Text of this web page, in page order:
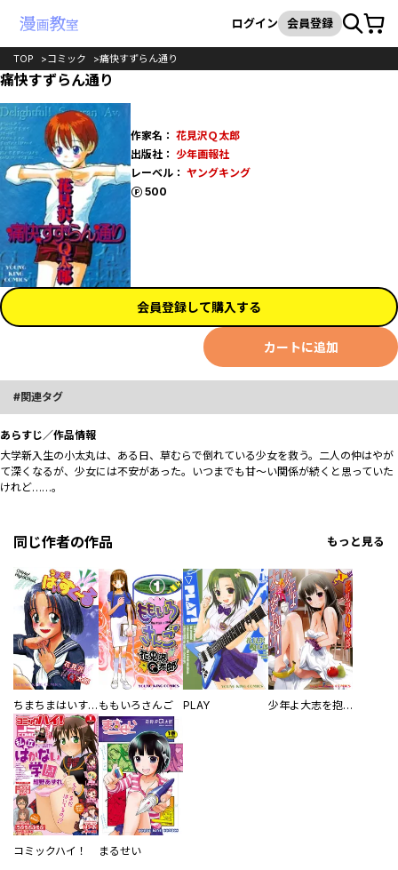
検索
ログイン 会員登録カート
TOP コミック 痛快すずらん通り
痛快すずらん通り
作家名： 花見沢Ｑ太郎
出版社： 少年画報社
レーベル： ヤングキング
500
ポイント
会員登録して購入する
カートに追加
関連タグ
あらすじ／作品情報
大学新入生の小太丸は、ある日、草むらで倒れている少女を救う。二人の仲はやが
て深くなるが、少女には不安があった。いつまでも甘～い関係が続くと思っていた
けれど……。
同じ作者の作品 もっと見る
ちまちまはいすくーる ももいろさんご PLAY 少年よ大志を抱け！
コミックハイ！ まるせい